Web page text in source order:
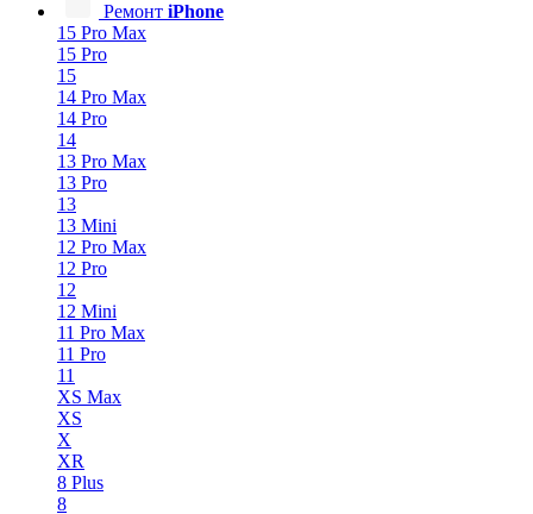
Ремонт iPhone
15 Pro Max
15 Pro
15
14 Pro Max
14 Pro
14
13 Pro Max
13 Pro
13
13 Mini
12 Pro Max
12 Pro
12
12 Mini
11 Pro Max
11 Pro
11
XS Max
XS
X
XR
8 Plus
8